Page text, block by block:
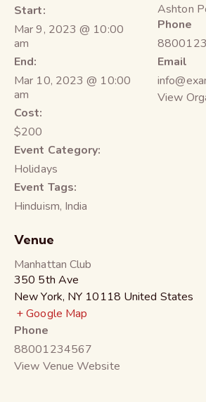
Start:
Mar 9, 2023 @ 10:00
am
End:
Mar 10, 2023 @ 10:00
am
Cost:
$200
Event Category:
Holidays
Event Tags:
Hinduism, India
Ashton
Phone
Email
View
Venue
Manhattan Club
350 5th Ave
New York, NY 10118 United States
+ Google Map
Phone
88001234567
View Venue Website